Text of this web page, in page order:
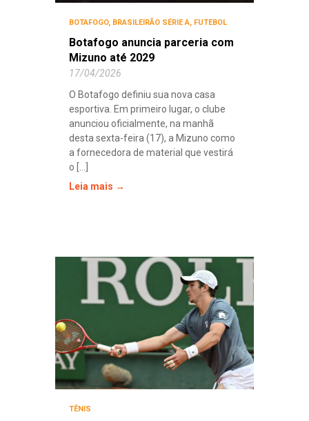
BOTAFOGO, BRASILEIRÃO SÉRIE A, FUTEBOL
Botafogo anuncia parceria com
Mizuno até 2029
17/04/2026
O Botafogo definiu sua nova casa
esportiva. Em primeiro lugar, o clube
anunciou oficialmente, na manhã
desta sexta-feira (17), a Mizuno como
a fornecedora de material que vestirá
o [...]
Leia mais →
TÊNIS